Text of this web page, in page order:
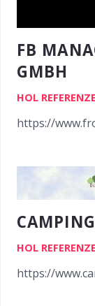
FB
GMBH
HOL
https://
HOL
https://